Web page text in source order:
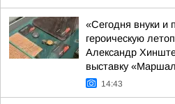
«Сегодня внуки и
героическую
Александр
выставку
14:43